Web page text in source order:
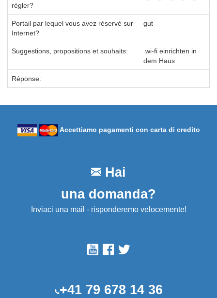
régler?
Portail par lequel vous avez réservé sur
Internet?
gut
Suggestions, propositions et souhaits:
wi-fi einrichten in
dem Haus
Réponse:
Accettiamo pagamenti con carta di credito
Hai
una domanda?
Inviaci una mail - risponderemo velocemente!
+41 79 678 14 36